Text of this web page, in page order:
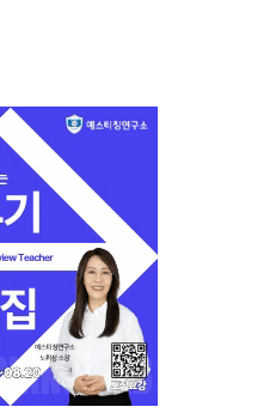
대, ACSI 국제 기독교사 자